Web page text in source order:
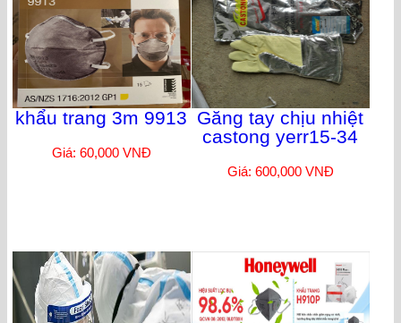
khẩu trang 3m 9913
Giá: 60,000 VNĐ
Găng tay chịu nhiệt
castong yerr15-34
Giá: 600,000 VNĐ